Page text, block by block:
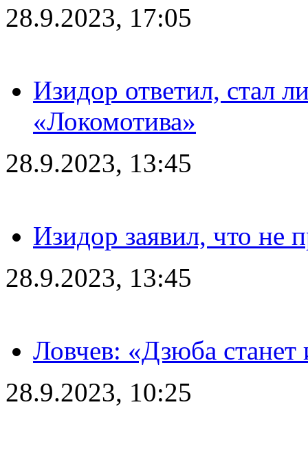
28.9.2023, 17:05
Изидор ответил, стал
«Локомотива»
28.9.2023, 13:45
Изидор заявил, что не
28.9.2023, 13:45
Ловчев: «Дзюба станет
28.9.2023, 10:25